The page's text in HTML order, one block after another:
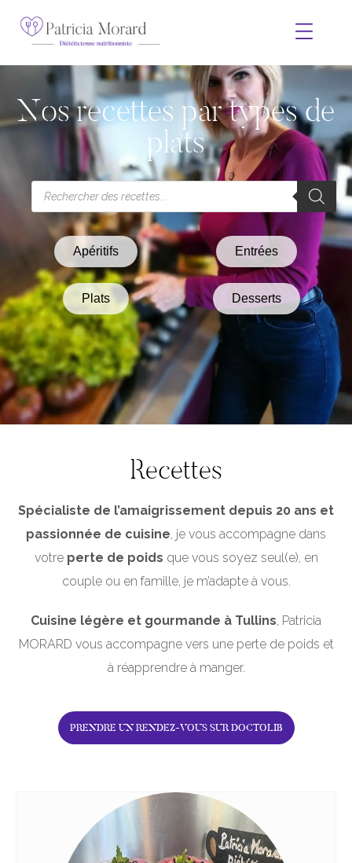
Nos recettes par types de
plats
Apéritifs Entrées
Plats Desserts
Recettes
Spécialiste de l’amaigrissement depuis 20 ans et
passionnée de cuisine, je vous accompagne dans
votre perte de poids que vous soyez seul(e), en
couple ou en famille, je m’adapte à vous.
Cuisine légère et gourmande à Tullins, Patricia
MORARD vous accompagne vers une perte de poids et
à réapprendre à manger.
PRENDRE UN RENDEZ-VOUS SUR DOCTOLIB